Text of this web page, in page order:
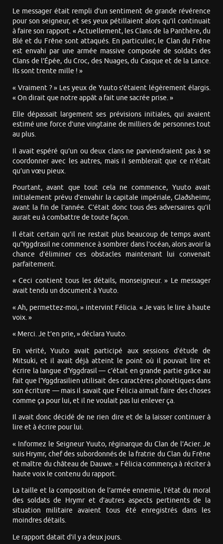
Le messager était rempli d’un sentiment de grande révérence
pour son seigneur, et ses yeux pétillaient alors qu’il continuait
à faire son rapport. « Actuellement, les Clans de la Panthère, du
Blé et du Frêne sont attaqués. En particulier, le Clan du Frêne
est envahi par une armée massive composée de soldats des
Clans de l’Épée, du Croc, des Nuages, du Casque et de la Lance.
Ils sont trente mille ! »
« Vraiment ? » Les yeux de Yuuto s’étaient légèrement élargis.
« On dirait que notre appât a fait une sacrée prise. »
Elle dépassait largement ses prévisions initiales, qui avaient
estimé une force d’une vingtaine de milliers de personnes tout
au plus.
Il avait espéré qu’un ou deux clans ne parviendraient pas à se
coordonner avec les autres, mais il semblerait que ce n’était
qu’un vœu pieux.
Pourtant, avant que tout cela ne commence, Yuuto avait
initialement prévu d’envahir la capitale impériale, Glaðsheimr,
avant la fin de l’année. C’était donc tous des adversaires qu’il
aurait eu à combattre de toute façon.
Il était certain qu’il ne restait plus beaucoup de temps avant
qu’Yggdrasil ne commence à sombrer dans l’océan, alors avoir la
chance d’éliminer ces obstacles maintenant lui convenait
parfaitement.
« Ceci contient tous les détails, monseigneur. » Le messager
avait tendu un document à Yuuto.
« Ah, permettez-moi, » intervint Félicia. « Je vais le lire à haute
voix. »
« Merci. Je t’en prie, » déclara Yuuto.
En vérité, Yuuto avait participé aux sessions d’étude de
Mitsuki, et il avait déjà atteint le point où il pouvait lire et
écrire la langue d’Yggdrasil — c’était en grande partie grâce au
fait que l’Yggdrasilien utilisait des caractères phonétiques dans
son écriture — mais il savait que Félicia aimait faire des choses
comme ça pour lui, et il ne voulait pas lui enlever ça.
Il avait donc décidé de ne rien dire et de la laisser continuer à
lire et à écrire pour lui.
« Informez le Seigneur Yuuto, réginarque du Clan de l’Acier. Je
suis Hrymr, chef des subordonnés de la fratrie du Clan du Frêne
et maître du château de Dauwe. » Félicia commença à réciter à
haute voix le contenu du rapport.
La taille et la composition de l’armée ennemie, l’état du moral
des soldats de Hrymr et d’autres aspects pertinents de la
situation militaire avaient tous été enregistrés dans les
moindres détails.
Le rapport datait d’il y a deux jours.